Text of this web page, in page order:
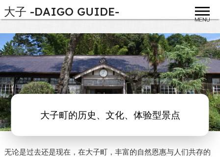
大子 -DAIGO GUIDE-
大子町的历史、文化、体验型景点
无论是过去还是现在，在大子町，丰富的自然恩惠与人们共存的